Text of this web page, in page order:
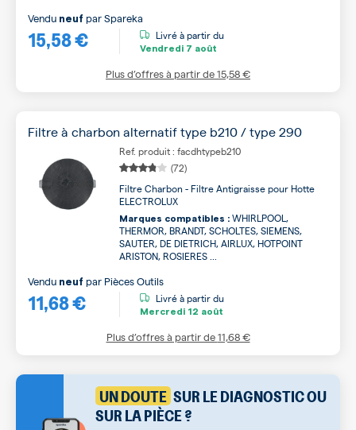
15,58 €
Vendu neuf parSpareka
Livré à partir du
Vendredi 7 août
Plus d’offres à partir de15,58 €
Filtre à charbon alternatif type b210 / type 290
Ref. produit : facdhtypeb210
(72)
Filtre Charbon - Filtre Antigraisse pour Hotte
ELECTROLUX
Marques compatibles : WHIRLPOOL,
THERMOR, BRANDT, SCHOLTES, SIEMENS,
SAUTER, DE DIETRICH, AIRLUX, HOTPOINT
ARISTON, ROSIERES ...
11,68 €
Vendu neuf par Pièces Outils
Livré à partir du
Mercredi 12 août
Plus d’offres à partir de11,68 €
UN DOUTE SUR LE DIAGNOSTIC OU
SUR LA PIÈCE ?